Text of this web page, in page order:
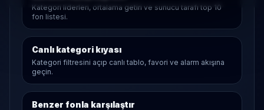
Kategori liderleri, ortalama getiri ve sunucu tarafı top 10
fon listesi.
Canlı kategori kıyası
Kategori filtresini açıp canlı tablo, favori ve alarm akışına
geçin.
Benzer fonla karşılaştır